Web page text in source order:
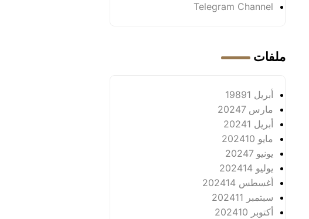
Telegram Channel
ملفات
أبريل 1989 1
مارس 20247
أبريل 2024 1
مايو 2024 10
يونيو 20247
يوليو 2024 14
أغسطس 2024 14
سبتمبر 2024 11
أكتوبر 2024 10